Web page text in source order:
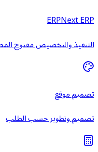
ERPNext ERP
التنفيذ والتخصيص مفتوح
تصميم موقع
تصميم وتطوير حسب الطلب